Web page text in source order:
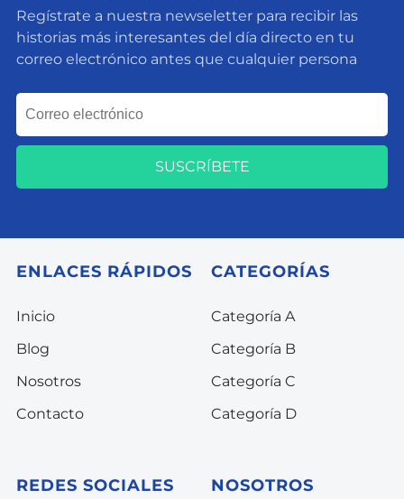
Regístrate a nuestra newseletter para recibir las
historias más interesantes del día directo en tu
correo electrónico antes que cualquier persona
SUSCRÍBETE
ENLACES RÁPIDOS
Inicio
Blog
Nosotros
Contacto
CATEGORÍAS
Categoría A
Categoría B
Categoría C
Categoría D
REDES SOCIALES NOSOTROS